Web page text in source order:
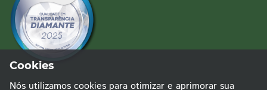
Cookies
Nós utilizamos cookies para otimizar e aprimorar sua